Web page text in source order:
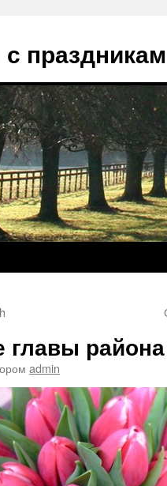
главы
admin